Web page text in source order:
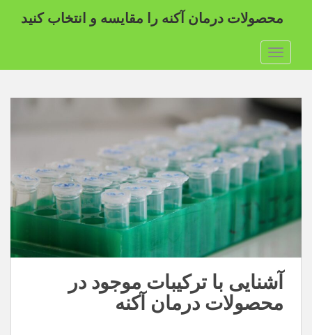
ه
محصولات درمان آکنه را مقایسه و انتخاب کنید
تغییر ناوبری
آشنایی با ترکیبات موجود در
محصولات درمان آکنه